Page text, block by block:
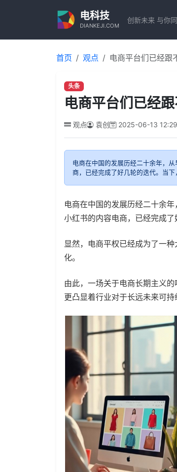
电科技
DIANKEJI.COM
创新未来 与你
首页 观点 电商平台们已经跟
头条
电商平台们已经
观点 袁创 2025-06-13
电商在中国的发展历经二十余年，
商，已经完成了好几轮的迭代。当
电商在中国的发展历经二十余
小红书的内容电商，已经完成
显然，电商平权已经成为了一
化。
由此，一场关于电商长期主义
更凸显着行业对于长远未来可持